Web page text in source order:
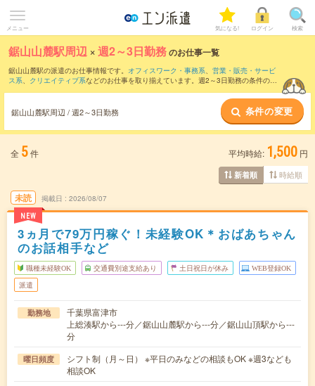
メニュー 気になる! ログイン 検索
鋸山山麓駅周辺 ×週2～3日勤務のお仕事一覧
鋸山山麓駅の派遣のお仕事情報です。 オフィスワーク・事務系、 営業・販売・サービ
ス系、 クリエイティブ系などのお仕事を取り揃えています。週2～3日勤務の条件の他
鋸山山麓駅周辺 / 週2～3日勤務 条件の変更
全 5件 平均時給: 1,500 円
新着順 時給順
未読
NEW
掲載日 2026/08/07
3ヵ月で79万円稼ぐ！未経験OK＊おばあちゃん
のお話相手など
職種未経験OK 交通費別途支給あり 土日祝日が休み WEB登録OK
派遣
勤務地
千葉県富津市
上総湊駅から---分／鋸山山麓駅から---分／鋸山山頂駅から---
分
曜日頻度
シフト制（月～日） ※平日のみなどの相談もOK ※週3なども
相談OK